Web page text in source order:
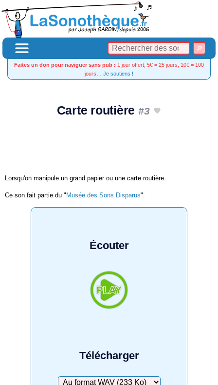
Faites un don pour naviguer sans pub : 1 jour offert, 5€ = 25 jours, 10€ = 100
jours… Je soutiens !
Carte routière #3
Lorsqu'on manipule un grand papier ou une carte routière.
Ce son fait partie du " Musée des Sons Disparus".
Écouter
Télécharger
Télécharger